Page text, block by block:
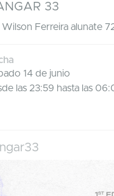
33
Ferreira alunate
14 de junio
las 23:59 hasta las